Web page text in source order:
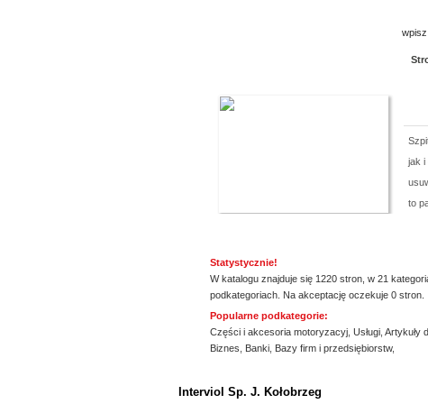
jak i
to
Statystycznie!
W katalogu znajduje się 1220 stron, w 21
podkategoriach. Na akceptację oczekuje 0 stron.
Popularne podkategorie:
Części i akcesoria motoryzacyj Usługi Artykuły
Biznes
Banki Bazy firm i przedsiębiorstw,
Interviol Sp. J. Kołobrzeg